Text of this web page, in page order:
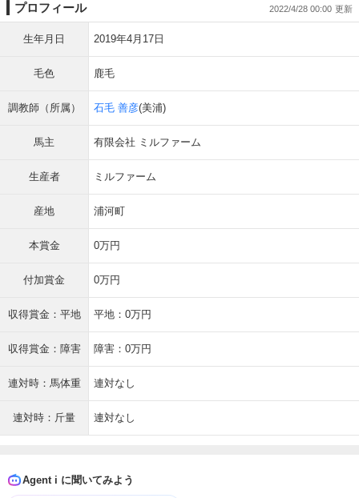
プロフィール 2022/4/28 00:00
生年月日 2019年4月17日
毛色 鹿毛
調教師（所属） 石毛 善彦(美浦)
馬主 有限会社 ミルファーム
生産者 ミルファーム
産地 浦河町
本賞金 0万円
付加賞金 0万円
収得賞金：平地 平地：0万円
収得賞金：障害 障害：0万円
連対時：馬体重 連対なし
連対時：斤量 連対なし
Agent i に聞いてみよう